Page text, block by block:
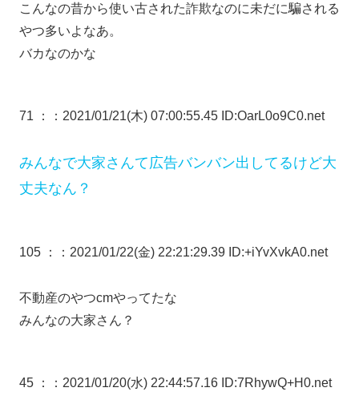
こんなの昔から使い古された詐欺なのに未だに騙される
やつ多いよなあ。
バカなのかな
71 ： ：2021/01/21(木) 07:00:55.45 ID:OarL0o9C0.net
みんなで大家さんて広告バンバン出してるけど大
丈夫なん？
105 ： ：2021/01/22(金) 22:21:29.39 ID:+iYvXvkA0.net
不動産のやつcmやってたな
みんなの大家さん？
45 ： ：2021/01/20(水) 22:44:57.16 ID:7RhywQ+H0.net